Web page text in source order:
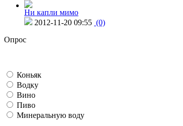
Ни капли мимо
2012-11-20 09:55 (0)
Опрос
Коньяк
Водку
Вино
Пиво
Минеральную воду